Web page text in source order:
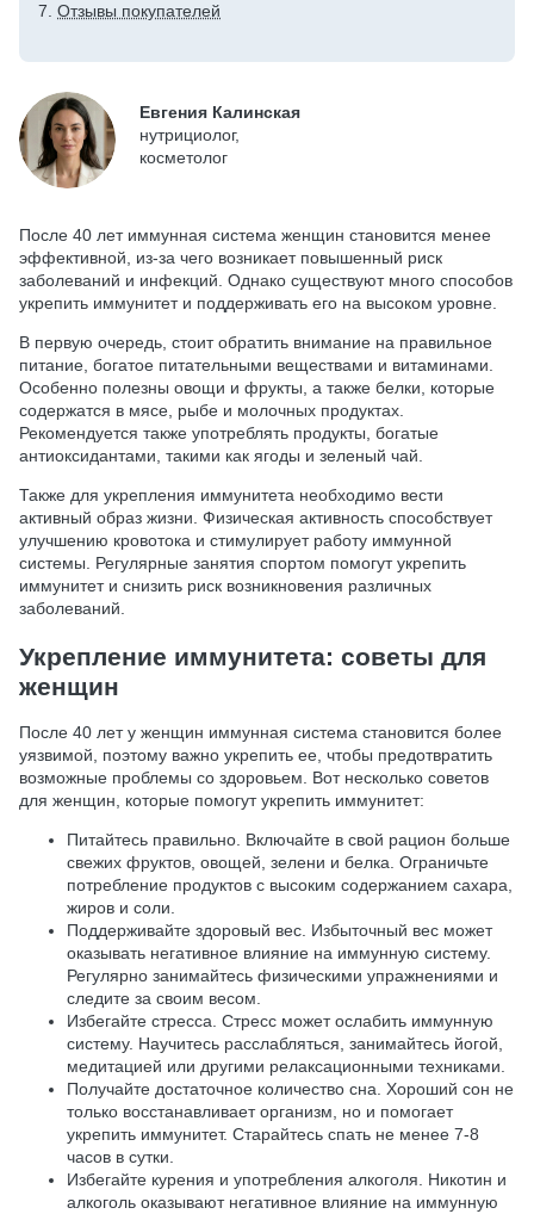
Отзывы покупателей
Евгения Калинская
нутрициолог,
косметолог
После 40 лет иммунная система женщин становится менее
эффективной, из-за чего возникает повышенный риск
заболеваний и инфекций. Однако существуют много способов
укрепить иммунитет и поддерживать его на высоком уровне.
В первую очередь, стоит обратить внимание на правильное
питание, богатое питательными веществами и витаминами.
Особенно полезны овощи и фрукты, а также белки, которые
содержатся в мясе, рыбе и молочных продуктах.
Рекомендуется также употреблять продукты, богатые
антиоксидантами, такими как ягоды и зеленый чай.
Также для укрепления иммунитета необходимо вести
активный образ жизни. Физическая активность способствует
улучшению кровотока и стимулирует работу иммунной
системы. Регулярные занятия спортом помогут укрепить
иммунитет и снизить риск возникновения различных
заболеваний.
Укрепление иммунитета: советы для
женщин
После 40 лет у женщин иммунная система становится более
уязвимой, поэтому важно укрепить ее, чтобы предотвратить
возможные проблемы со здоровьем. Вот несколько советов
для женщин, которые помогут укрепить иммунитет:
Питайтесь правильно. Включайте в свой рацион больше
свежих фруктов, овощей, зелени и белка. Ограничьте
потребление продуктов с высоким содержанием сахара,
жиров и соли.
Поддерживайте здоровый вес. Избыточный вес может
оказывать негативное влияние на иммунную систему.
Регулярно занимайтесь физическими упражнениями и
следите за своим весом.
Избегайте стресса. Стресс может ослабить иммунную
систему. Научитесь расслабляться, занимайтесь йогой,
медитацией или другими релаксационными техниками.
Получайте достаточное количество сна. Хороший сон не
только восстанавливает организм, но и помогает
укрепить иммунитет. Старайтесь спать не менее 7-8
часов в сутки.
Избегайте курения и употребления алкоголя. Никотин и
алкоголь оказывают негативное влияние на иммунную